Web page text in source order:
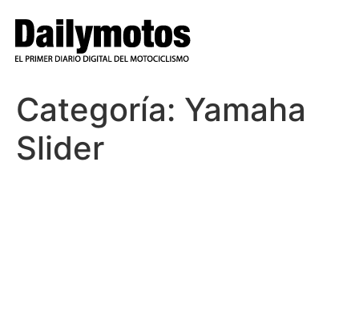
contenido
Categoría: Yamaha
Slider